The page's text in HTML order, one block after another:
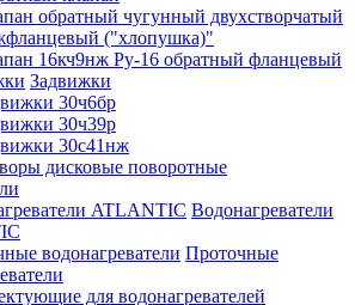
обратный чугунный двухстворчатый
("хлопушка)"
16кч9нж Ру-16 обратный фланцевый
Задвижки
30ч6бр
30ч39р
30с41нж
дисковые поворотные
Водонагреватели
Проточные